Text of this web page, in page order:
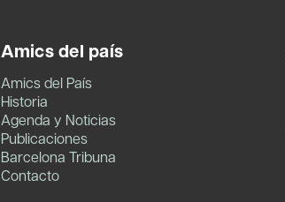
Amics del país
Amics del País
Historia
Agenda y Noticias
Publicaciones
Barcelona Tribuna
Contacto